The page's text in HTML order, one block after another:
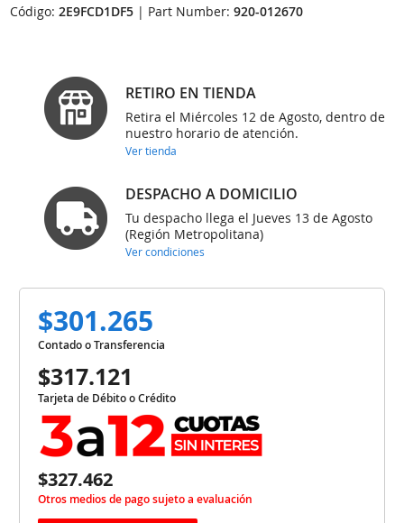
Código:2E9FCD1DF5 | Part Number:920-012670
RETIRO EN TIENDA
Retira el Miércoles 12 de Agosto, dentro de
nuestro horario de atención.
Ver tienda
DESPACHO A DOMICILIO
Tu despacho llega el Jueves 13 de Agosto
(Región Metropolitana)
Ver condiciones
$301.265
Contado o Transferencia
$317.121
Tarjeta de Débito o Crédito
$327.462
Otros medios de pago sujeto a evaluación